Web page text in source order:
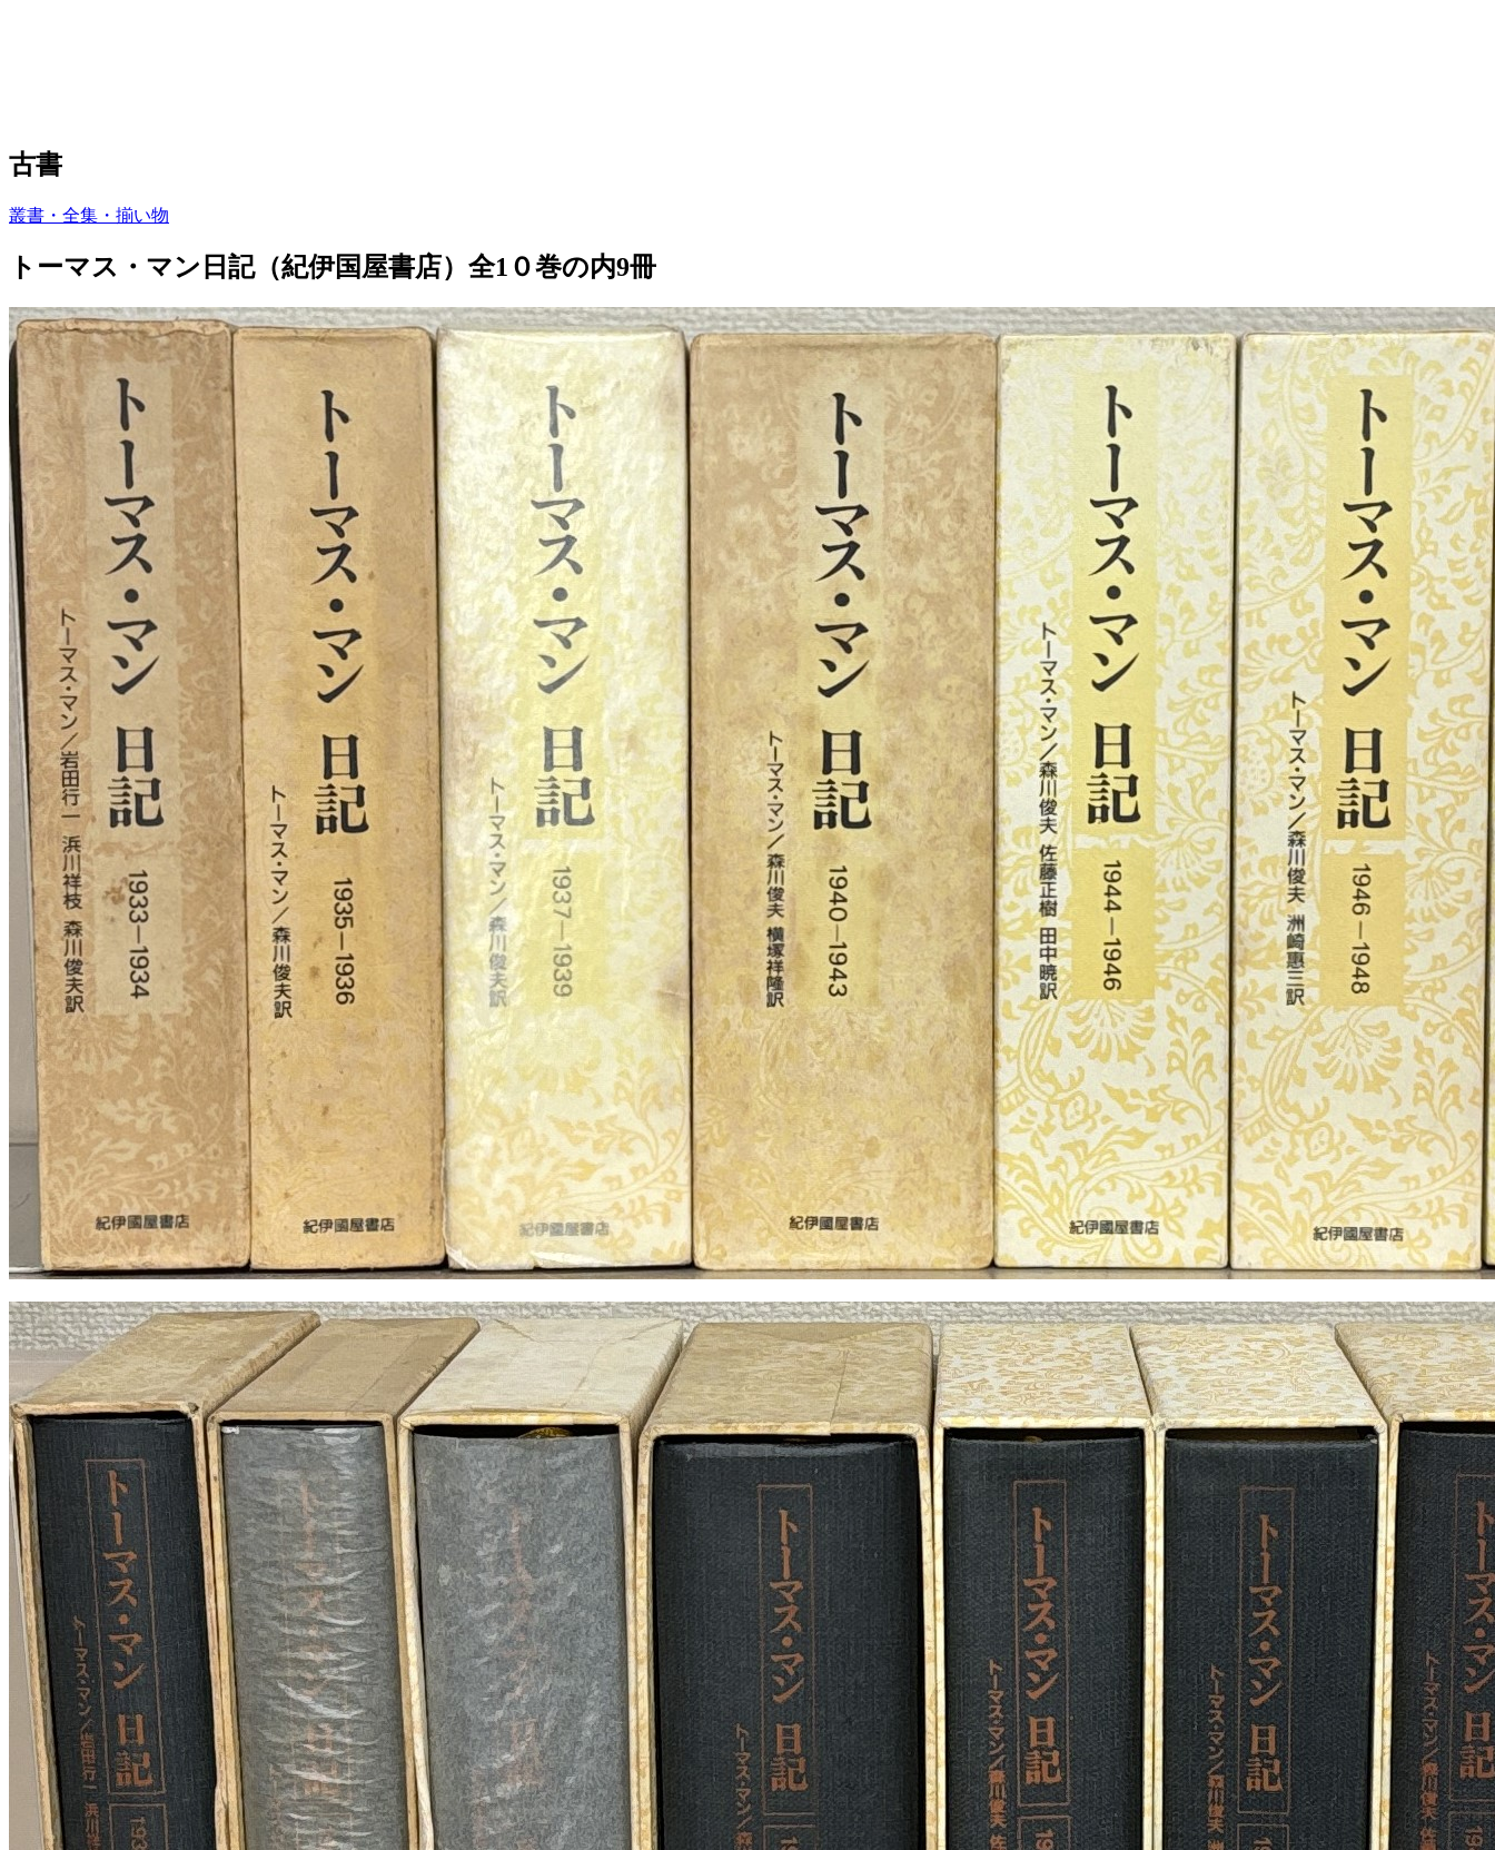
古書
叢書・全集・揃い物
トーマス・マン日記（紀伊国屋書店）全1０巻の内9冊